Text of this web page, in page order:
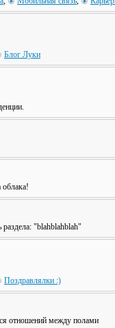
Блог Луки
"blahblahblah"
Поздравлялки :)
отношений между полами